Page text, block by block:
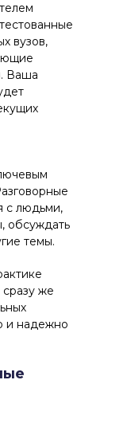
вузов,
Ваша
с людьми,
обсуждать
темы.
же
и надежно